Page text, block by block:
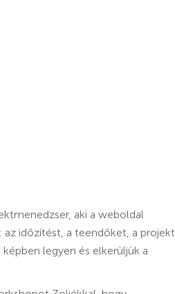
aki a weboldal
időzítést, a teendőket, a projekt
legyen és elkerüljük a